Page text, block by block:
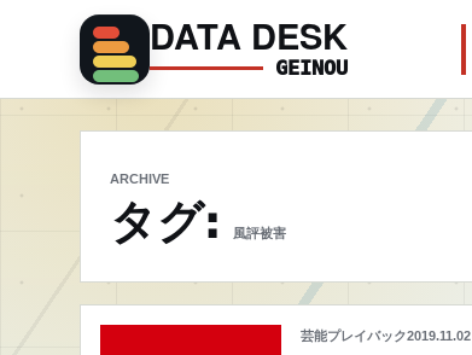
DATA DESK
GEINOU
ARCHIVE
タグ: 風評被害
芸能プレイバック2019.11.02